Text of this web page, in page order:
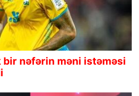
bir nəfərin məni istəməsi